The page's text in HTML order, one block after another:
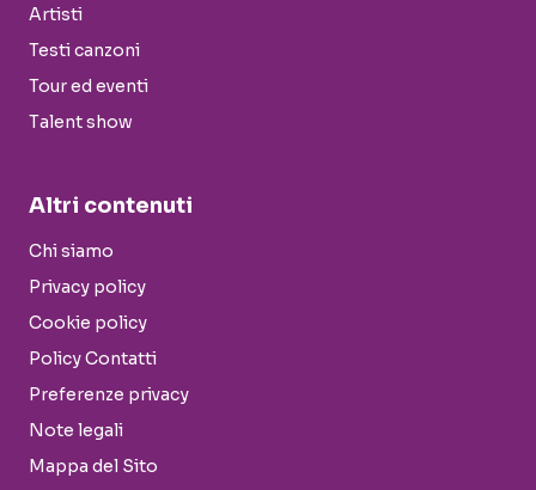
Artisti
Testi canzoni
Tour ed eventi
Talent show
Altri contenuti
Chi siamo
Privacy policy
Cookie policy
Policy Contatti
Preferenze privacy
Note legali
Mappa del Sito